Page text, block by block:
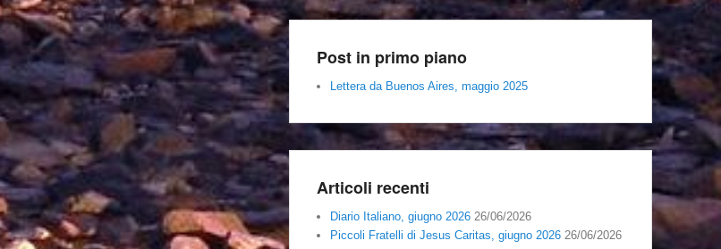
Post in primo piano
Lettera da Buenos Aires, maggio 2025
Articoli recenti
Diario Italiano, giugno 2026 26/06/2026
Piccoli Fratelli di Jesus Caritas, giugno 2026 26/06/2026